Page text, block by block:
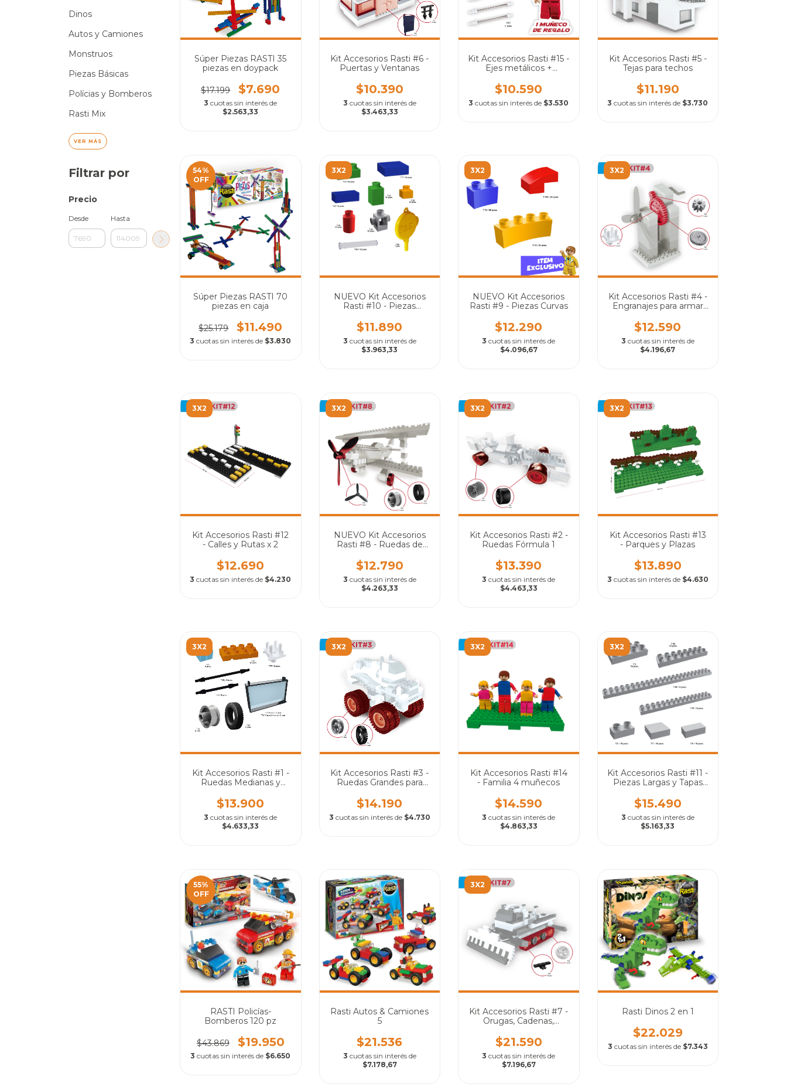
Dinos
Autos y Camiones
Monstruos
Piezas Básicas
Polícias y Bomberos
Rasti Mix
VER MÁS
Filtrar por
Precio
Desde Hasta
Súper Piezas RASTI 35
piezas en doypack
$17.199 $7.690
3 cuotas sin interés de
$2.563,33
Kit Accesorios Rasti #6 -
Puertas y Ventanas
$10.390
3 cuotas sin interés de
$3.463,33
Kit Accesorios Rasti #15 -
Ejes metálicos +
$10.590
3 cuotas sin interés de $3.530
Kit Accesorios Rasti #5 -
Tejas para techos
$11.190
3 cuotas sin interés de $3.730
54%
OFF
Súper Piezas RASTI 70
piezas en caja
$25.179 $11.490
3 cuotas sin interés de $3.830
3X2
NUEVO Kit Accesorios
Rasti #10 - Piezas
y módulos T24 para
cambiar dirección de
armado
$11.890
3 cuotas sin interés de
$3.963,33
3X2
NUEVO Kit Accesorios
Rasti #9 - Piezas Curvas
$12.290
3 cuotas sin interés de
$4.096,67
3X2
Kit Accesorios Rasti #4 -
Engranajes para armar
$12.590
3 cuotas sin interés de
$4.196,67
3X2
Kit Accesorios Rasti #12
- Calles y Rutas x 2
$12.690
3 cuotas sin interés de $4.230
3X2
NUEVO Kit Accesorios
Rasti #8 - Ruedas de
Medianas y Ruedas Mini
+ Hélice
$12.790
3 cuotas sin interés de
$4.263,33
3X2
Kit Accesorios Rasti #2 -
Ruedas Fórmula 1
$13.390
3 cuotas sin interés de
$4.463,33
3X2
Kit Accesorios Rasti #13
- Parques y Plazas
$13.890
3 cuotas sin interés de $4.630
3X2
Kit Accesorios Rasti #1 -
Ruedas Medianas y
$13.900
3 cuotas sin interés de
$4.633,33
3X2
Kit Accesorios Rasti #3 -
Ruedas Grandes para
$14.190
3 cuotas sin interés de $4.730
3X2
Kit Accesorios Rasti #14
- Familia 4 muñecos
$14.590
3 cuotas sin interés de
$4.863,33
3X2
Kit Accesorios Rasti #11 -
Piezas Largas y Tapas
$15.490
3 cuotas sin interés de
$5.163,33
55%
OFF
RASTI Policías-
Bomberos 120 pz
$43.869 $19.950
3 cuotas sin interés de $6.650
Rasti Autos & Camiones
5
$21.536
3 cuotas sin interés de
$7.178,67
3X2
Kit Accesorios Rasti #7 -
Orugas, Cadenas,
Manivela
$21.590
3 cuotas sin interés de
$7.196,67
Rasti Dinos 2 en 1
$22.029
3 cuotas sin interés de $7.343